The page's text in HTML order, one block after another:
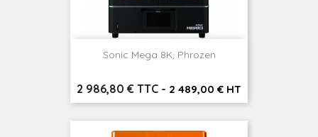
Sonic Mega 8K, Phrozen
Prix
2 986,80 € TTC - 2 489,00 € HT